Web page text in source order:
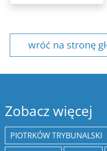
wróć na stronę
Zobacz więcej
PIOTRKÓW TRYBUNALSKI